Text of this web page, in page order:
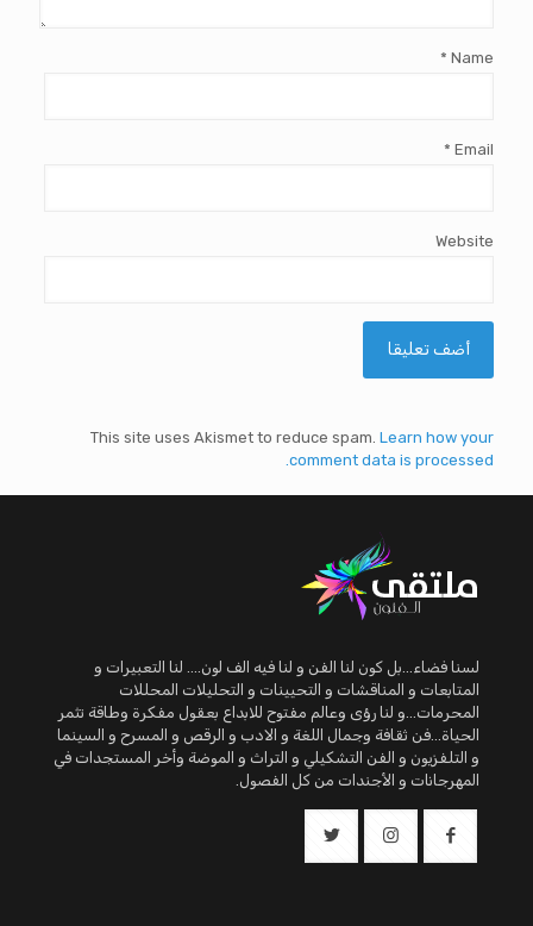
Name
*
Email
*
Website
This site uses Akismet to reduce spam. Learn how your
comment data is processed.
لسنا فضاء...بل كون لنا الفن و لنا فيه الف لون.... لنا التعبيرات و
المتابعات و المناقشات و التحيينات و التحليلات المحللات
المحرمات...و لنا رؤى وعالم مفتوح للابداع بعقول مفكرة وطاقة تثمر
الحياة...فن ثقافة وجمال اللغة و الادب و الرقص و المسرح و السينما
و التلفزيون و الفن التشكيلي و التراث و الموضة وأخر المستجدات في
المهرجانات و الأجندات من كل الفصول.